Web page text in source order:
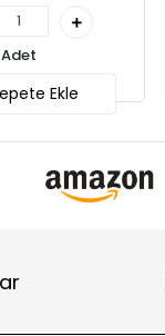
Sepete Ekle